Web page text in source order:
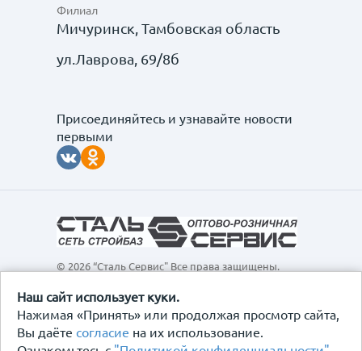
Наш сайт использует куки.
Нажимая «Принять» или продолжая просмотр сайта,
Вы даёте согласие на их использование.
Филиал
Мичуринск, Тамбовская область
ул.Лаврова, 69/8б
Присоединяйтесь и узнавайте новости
первыми
© 2026 “Сталь Сервис" Все права защищены.
интернет-сайт, а также вся информация о товарах и
ценах, предоставленная на нём, носит
исключительно информационный характер и ни при
каких условиях не является публичной офертой,